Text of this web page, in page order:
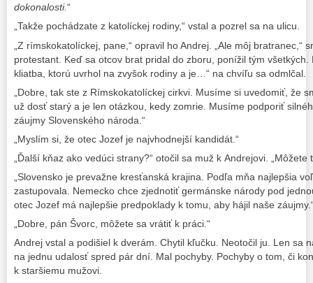
dokonalosti.“
„Takže pochádzate z katolíckej rodiny,“ vstal a pozrel sa na ulicu.
„Z rímskokatolíckej, pane,“ opravil ho Andrej. „Ale môj bratranec,“
protestant. Keď sa otcov brat pridal do zboru, ponížil tým
kliatba, ktorú uvrhol na zvyšok rodiny a je…“ na chvíľu sa odmlčal.
„Dobre, tak ste z Rímskokatolíckej cirkvi. Musíme si uvedomiť, že
už dosť starý a je len otázkou, kedy zomrie. Musíme podporiť
záujmy Slovenského národa.“
„Myslím si, že otec Jozef je najvhodnejší kandidát.“
„Ďalší kňaz ako vedúci strany?“ otočil sa muž k Andrejovi. „Môžete
„Slovensko je prevažne kresťanská krajina. Podľa mňa najlepšia
zastupovala. Nemecko chce zjednotiť germánske národy pod
otec Jozef má najlepšie predpoklady k tomu, aby hájil naše
„Dobre, pán Švorc, môžete sa vrátiť k práci.“
Andrej vstal a podišiel k dverám. Chytil kľučku. Neotočil ju. Len sa
na jednu udalosť spred pár dní. Mal pochyby. Pochyby o tom, či
k staršiemu mužovi.